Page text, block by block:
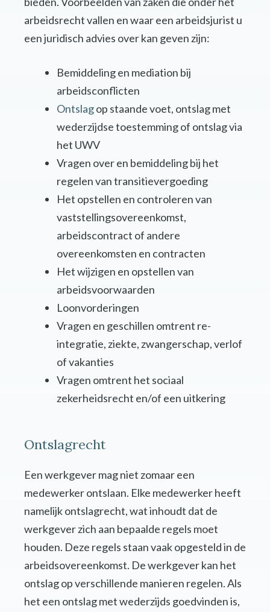
arbeidsrecht vallen en waar een arbeidsjurist u
een juridisch advies over kan geven zijn:
Bemiddeling en mediation bij
arbeidsconflicten
Ontslagop staande voet, ontslag met
wederzijdse toestemming of ontslag via
het UWV
Vragen over en bemiddeling bij het
regelen van transitievergoeding
Het opstellen en controleren van
vaststellingsovereenkomst,
arbeidscontract of andere
overeenkomsten en contracten
Het wijzigen en opstellen van
arbeidsvoorwaarden
Loonvorderingen
Vragen en geschillen omtrent re-
integratie, ziekte, zwangerschap, verlof
of vakanties
Vragen omtrent het sociaal
zekerheidsrecht en/of een uitkering
Ontslagrecht
Een werkgever mag niet zomaar een
medewerker ontslaan. Elke medewerker heeft
namelijk ontslagrecht, wat inhoudt dat de
werkgever zich aan bepaalde regels moet
houden. Deze regels staan vaak opgesteld in de
arbeidsovereenkomst. De werkgever kan het
ontslag op verschillende manieren regelen. Als
het een ontslag met wederzijds goedvinden is,